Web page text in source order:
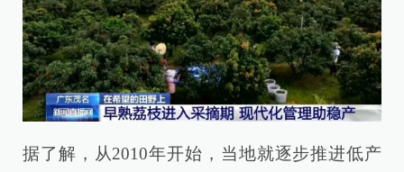
据了解，从2010年开始，当地就逐步推进低产